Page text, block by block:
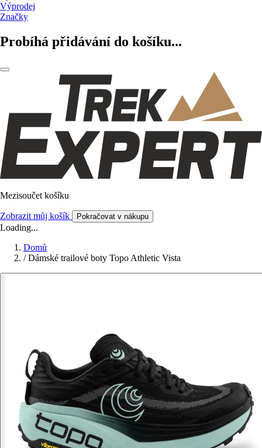
Výprodej
Značky
Probíhá přidávání do košíku...
Mezisoučet košíku
Zobrazit můj košík Pokračovat v nákupu
Loading...
Domů
/ Dámské trailové boty Topo Athletic Vista